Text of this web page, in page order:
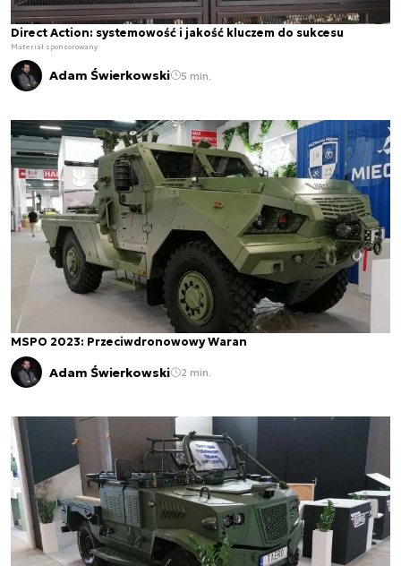
Direct Action: systemowość i jakość kluczem do sukcesu
Materiał sponsorowany
Adam Świerkowski 5 min.
MSPO 2023: Przeciwdronowowy Waran
Adam Świerkowski 2 min.